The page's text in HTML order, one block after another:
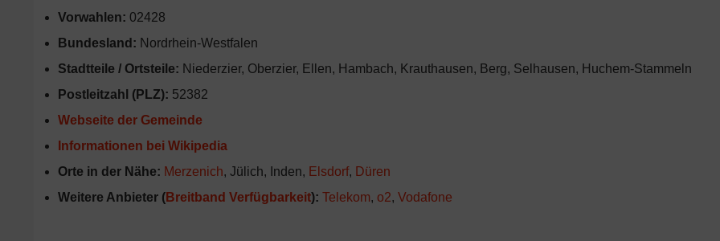
Vorwahlen: 02428
Bundesland: Nordrhein-Westfalen
Stadtteile / Ortsteile: Niederzier, Oberzier, Ellen, Hambach, Krauthausen, Berg, Selhausen, Huchem-Stammeln
Postleitzahl (PLZ): 52382
Webseite der Gemeinde
Informationen bei Wikipedia
Orte in der Nähe: Merzenich, Jülich, Inden, Elsdorf, Düren
Weitere Anbieter (Breitband Verfügbarkeit): Telekom, o2, Vodafone